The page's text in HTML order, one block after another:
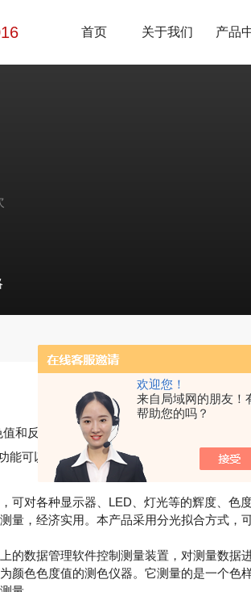
欢迎您！
来自局域网的朋友！
帮助您的吗？
首页 关于我们 产品
和反射率，同时也可以测量透明材料颜色
能可以测量不透明材料的颜色值、反射率。
可对各种显示器、LED、灯光等的辉度、
量，经济实用。本产品采用分光拟合方式
数据管理软件控制测量装置，对测量数据进
颜色色度值的测色仪器。它测量的是一个